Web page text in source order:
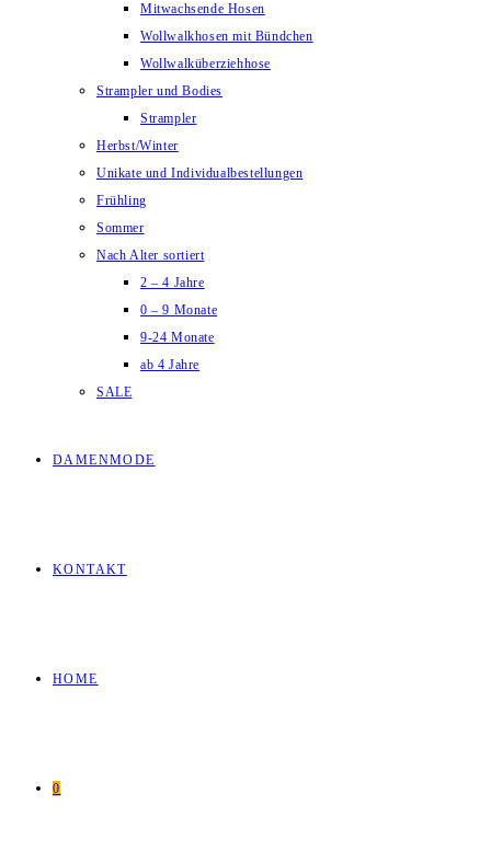
Mitwachsende Hosen
Wollwalkhosen mit Bündchen
Wollwalküberziehhose
Strampler und Bodies
Strampler
Herbst/Winter
Unikate und Individualbestellungen
Frühling
Sommer
Nach Alter sortiert
2 – 4 Jahre
0 – 9 Monate
9-24 Monate
ab 4 Jahre
SALE
DAMENMODE
KONTAKT
HOME
0